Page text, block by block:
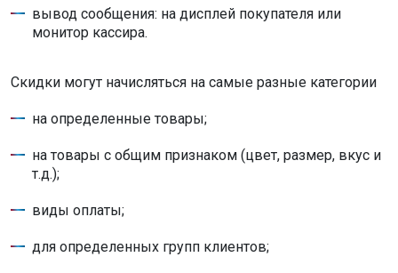
вывод сообщения: на дисплей покупателя или
монитор кассира.
Скидки могут начисляться на самые разные категории
на определенные товары;
на товары с общим признаком (цвет, размер, вкус и
т.д.);
виды оплаты;
для определенных групп клиентов;